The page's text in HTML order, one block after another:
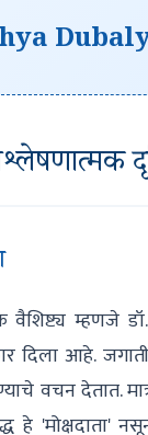
म्हणजे
दिला आहे.
वचन देतात.
हे 'मोक्षदाता'